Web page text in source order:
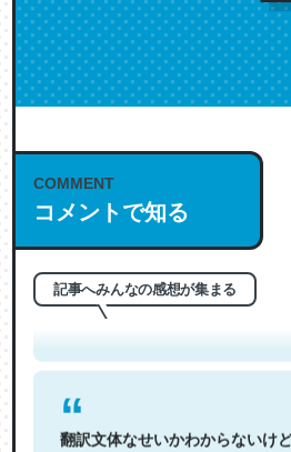
COMMENT
コメントで知る
記事へみんなの感想が集まる
これは名文。彼はとてもクレバ
もお勧め。自分はこの流れ好
─今のこの状況が信じられるかい？ by
翻訳文体なせいかわからないけ
になった